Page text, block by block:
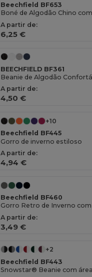
Beechfield BF653
A partir de:
6,25 €
BEECHFIELD BF361
Beanie de Algodão
A partir de:
4,50 €
+10
Beechfield BF445
Gorro de inverno estiloso
A partir de:
4,94 €
Beechfield BF460
Gorro Retro de Inverno
A partir de:
3,49 €
+2
Beechfield BF443
Snowstar® Beanie com